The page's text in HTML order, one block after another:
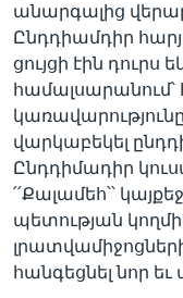
անարգալից
Ընդդիամդիր
ցույցի էին դուրս
համալսարանում՝
վարկաբեկել
Ընդդիմադիր
՛՛Քալամեհ՝՝
պետության
հանգեցնել նոր